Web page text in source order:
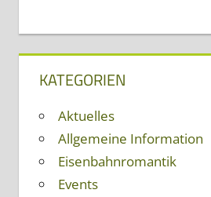
KATEGORIEN
Aktuelles
Allgemeine Information
Eisenbahnromantik
Events